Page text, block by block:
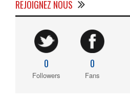
REJOIGNEZ NOUS
0
Followers
0
Fans